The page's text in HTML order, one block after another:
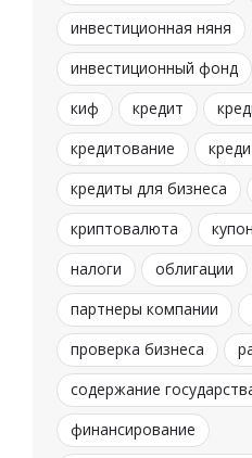
инвестиционная няня
инвестиционный фонд
киф
кредит
кредитование
кредиты для бизнеса
криптовалюта
купон
налоги
облигации
партнеры компании
проверка бизнеса
содержание
финансирование